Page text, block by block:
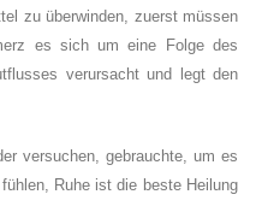
zu überwinden, zuerst müssen
es sich um eine Folge des
verursacht und legt den
versuchen, gebrauchte, um es
Ruhe ist die beste Heilung